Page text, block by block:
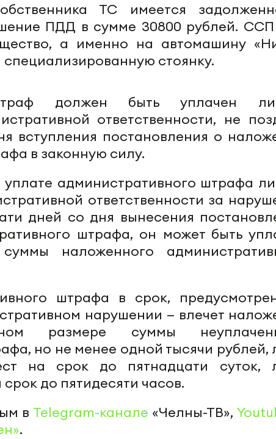
ТС имеется
ПДД в сумме 30800 рублей.
а именно на автомашину
стоянку.
должен быть уплачен
ответственности, не
вступления постановления о
в законную силу.
уплате административного штрафа
ответственности за
дней со дня вынесения
штрафа, он может быть
наложенного
штрафа в срок,
нарушении — влечет
размере суммы
но не менее одной тысячи рублей,
на срок до пятнадцати суток,
до пятидесяти часов.
в Telegram-канале «Челны-ТВ»,
.